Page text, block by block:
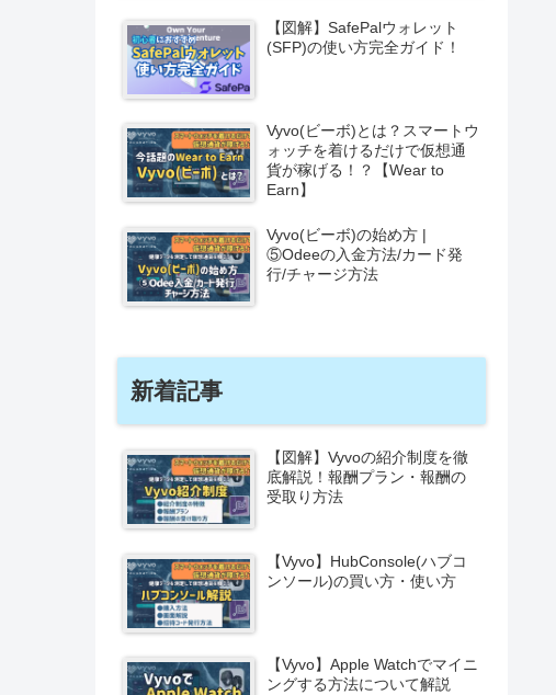
【図解】SafePalウォレット
(SFP)の使い方完全ガイド！
Vyvo(ビーボ)とは？スマートウ
ォッチを着けるだけで仮想通
貨が稼げる！？【Wear to
Earn】
Vyvo(ビーボ)の始め方 |
⑤Odeeの入金方法/カード発
行/チャージ方法
新着記事
【図解】Vyvoの紹介制度を徹
底解説！報酬プラン・報酬の
受取り方法
【Vyvo】HubConsole(ハブコ
ンソール)の買い方・使い方
【Vyvo】Apple Watchでマイニ
ングする方法について解説